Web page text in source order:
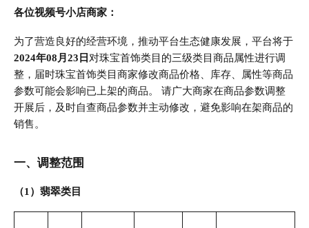
各位视频号小店商家：
为了营造良好的经营环境，推动平台生态健康发展，平台将于
2024年08月23日 对珠宝首饰类目的三级类目商品属性进行调
整，届时珠宝首饰类目商家修改商品价格、库存、属性等商品
参数可能会影响已上架的商品。 请广大商家在商品参数调整
开展后，及时自查商品参数并主动修改，避免影响在架商品的
销售。
一、调整范围
（1）翡翠类目